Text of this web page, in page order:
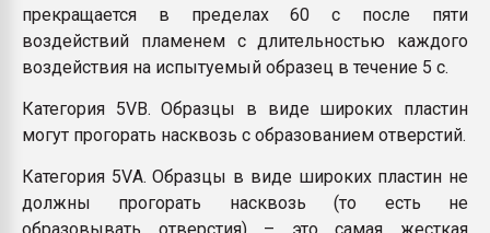
прекращается в пределах 60 с после пяти
воздействий пламенем с длительностью каждого
воздействия на испытуемый образец в течение 5 с.
Категория 5VВ. Образцы в виде широких пластин
могут прогорать насквозь с образованием отверстий.
Категория 5VА. Образцы в виде широких пластин не
должны прогорать насквозь (то есть не